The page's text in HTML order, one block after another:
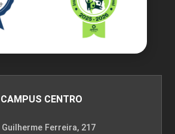
CAMPUS CENTRO
Guilherme Ferreira, 217